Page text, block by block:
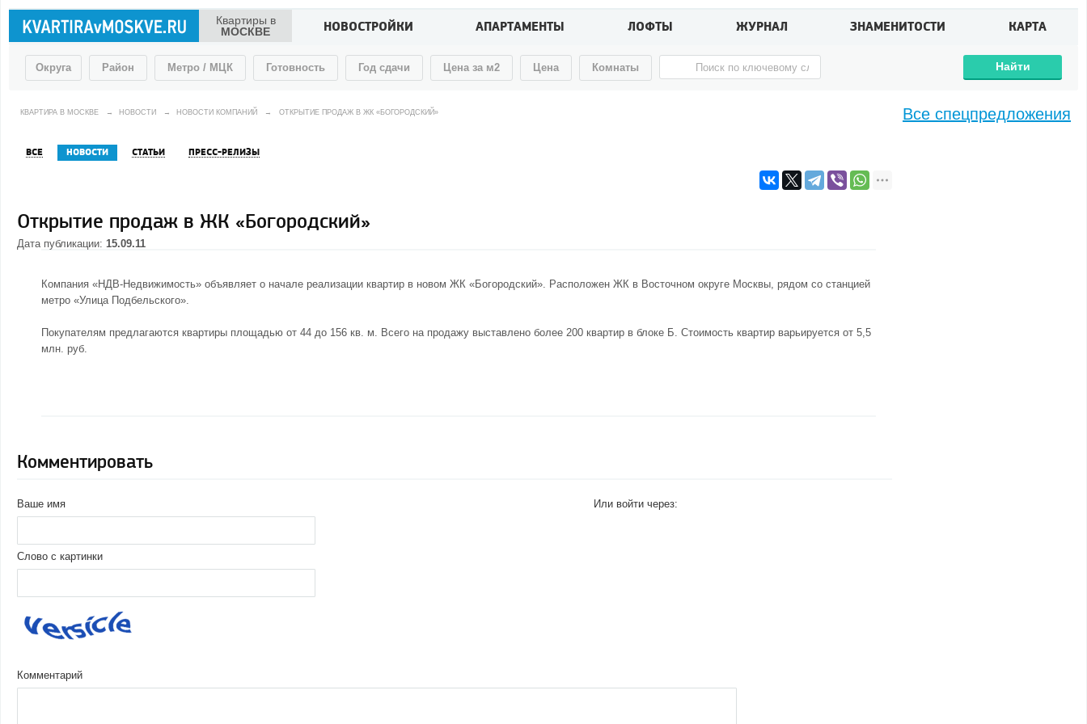
Квартиры в
МОСКВЕ
НОВОСТРОЙКИ АПАРТАМЕНТЫ ЛОФТЫ ЖУРНАЛ ЗНАМЕНИТОСТИ КАРТА
Округа Район Метро / МЦК Готовность Год сдачи Цена за м2 Цена Комнаты Найти
КВАРТИРА В МОСКВЕ → НОВОСТИ → НОВОСТИ КОМПАНИЙ → ОТКРЫТИЕ ПРОДАЖ В ЖК «БОГОРОДСКИЙ»
ВСЕ НОВОСТИ СТАТЬИ ПРЕСС-РЕЛИЗЫ
Открытие продаж в ЖК «Богородский»
Дата публикации: 15.09.11
Компания «НДВ-Недвижимость» объявляет о начале реализации квартир в новом ЖК «Богородский». Расположен ЖК в Восточном округе Москвы, рядом со станцией
метро «Улица Подбельского».
Покупателям предлагаются квартиры площадью от 44 до 156 кв. м. Всего на продажу выставлено более 200 квартир в блоке Б. Стоимость квартир варьируется от 5,5
млн. руб.
Комментировать
Ваше имя
Слово с картинки
Или войти через:
Комментарий
Все спецпредложения